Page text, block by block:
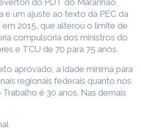
do PDT do Maranhão,
é um ajuste ao texto da PEC da
2015, que alterou o limite de
compulsória dos ministros do
e TCU de 70 para 75 anos.
aprovado, a idade mínima para
regionais federais quanto nos
é 30 anos. Nas demais